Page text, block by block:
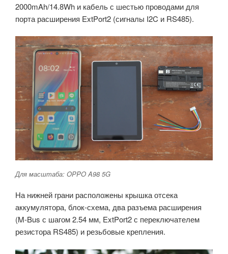
2000mAh/14.8Wh и кабель с шестью проводами для
порта расширения ExtPort2 (сигналы I2C и RS485).
Для масштаба: OPPO A98 5G
На нижней грани расположены крышка отсека
аккумулятора, блок-схема, два разъема расширения
(M-Bus с шагом 2.54 мм, ExtPort2 с переключателем
резистора RS485) и резьбовые крепления.